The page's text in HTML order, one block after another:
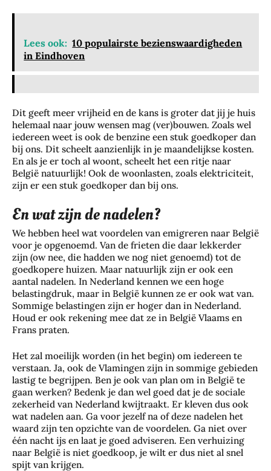
Lees ook: 10 populairste bezienswaardigheden
in Eindhoven
Dit geeft meer vrijheid en de kans is groter dat jij je huis
helemaal naar jouw wensen mag (ver)bouwen. Zoals wel
iedereen weet is ook de benzine een stuk goedkoper dan
bij ons. Dit scheelt aanzienlijk in je maandelijkse kosten.
En als je er toch al woont, scheelt het een ritje naar
België natuurlijk! Ook de woonlasten, zoals elektriciteit,
zijn er een stuk goedkoper dan bij ons.
En wat zijn de nadelen?
We hebben heel wat voordelen van emigreren naar België
voor je opgenoemd. Van de frieten die daar lekkerder
zijn (ow nee, die hadden we nog niet genoemd) tot de
goedkopere huizen. Maar natuurlijk zijn er ook een
aantal nadelen. In Nederland kennen we een hoge
belastingdruk, maar in België kunnen ze er ook wat van.
Sommige belastingen zijn er hoger dan in Nederland.
Houd er ook rekening mee dat ze in België Vlaams en
Frans praten.
Het zal moeilijk worden (in het begin) om iedereen te
verstaan. Ja, ook de Vlamingen zijn in sommige gebieden
lastig te begrijpen. Ben je ook van plan om in België te
gaan werken? Bedenk je dan wel goed dat je de sociale
zekerheid van Nederland kwijtraakt. Er kleven dus ook
wat nadelen aan. Ga voor jezelf na of deze nadelen het
waard zijn ten opzichte van de voordelen. Ga niet over
één nacht ijs en laat je goed adviseren. Een verhuizing
naar België is niet goedkoop, je wilt er dus niet al snel
spijt van krijgen.